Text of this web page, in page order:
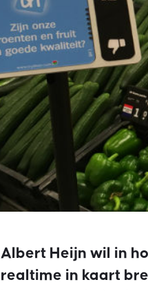
Albert Heijn wil in
realtime in kaart